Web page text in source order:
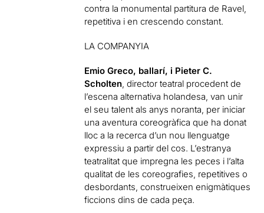
contra la monumental partitura de Ravel,
repetitiva i en crescendo constant.
LA COMPANYIA
Emio Greco, ballarí, i Pieter C.
Scholten, director teatral procedent de
l’escena alternativa holandesa, van unir
el seu talent als anys noranta, per iniciar
una aventura coreogràfica que ha donat
lloc a la recerca d’un nou llenguatge
expressiu a partir del cos. L’estranya
teatralitat que impregna les peces i l’alta
qualitat de les coreografies, repetitives o
desbordants, construeixen enigmàtiques
ficcions dins de cada peça.